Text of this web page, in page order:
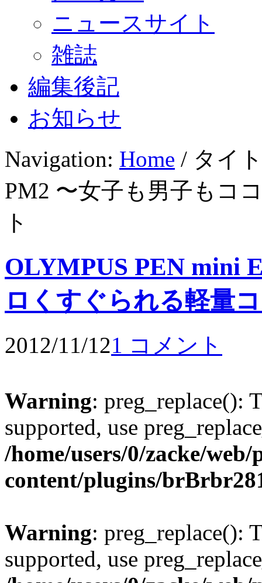
ニュースサイト
雑誌
編集後記
お知らせ
Navigation: Home / タイ
PM2 〜女子も男子もコ
ト
OLYMPUS PEN mini
ロくすぐられる軽量
2012/11/121 コメント
Warning: preg_replace():
supported, use
/home/users/0/zacke/
content/plugins/
Warning: preg_replace():
supported, use